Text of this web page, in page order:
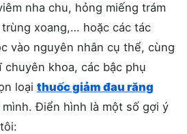
nha chu, hỏng miếng trám
xoang,… hoặc các tác
vào nguyên nhân cụ thể, cùng
khoa, các bậc phụ
loại thuốc giảm đau răng
Điển hình là một số gợi ý